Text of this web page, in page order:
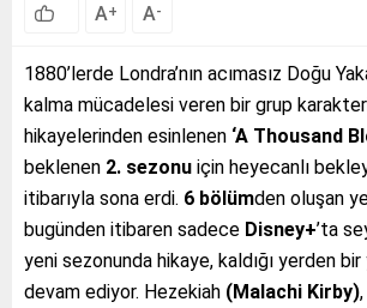
A+ A-
1880’lerde Londra’nın acımasız Doğu
kalma mücadelesi veren bir grup
hikayelerinden esinlenen ‘A Thousand
beklenen 2. sezonu için heyecanlı
itibarıyla sona erdi. 6 bölümden oluşan
bugünden itibaren sadece Disney+’ta
yeni sezonunda hikaye, kaldığı yerden bir
devam ediyor. Hezekiah (Malachi Kirby)